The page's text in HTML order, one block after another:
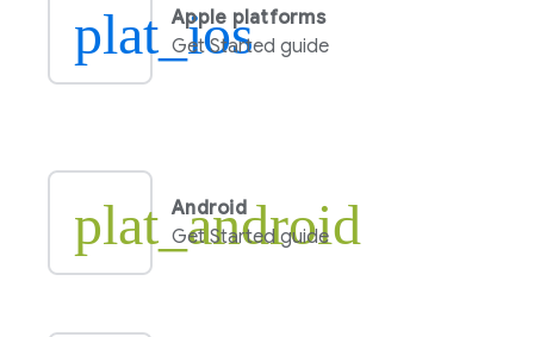
plat_ios
Apple platforms
Get Started guide
plat_android
Android
Get Started guide